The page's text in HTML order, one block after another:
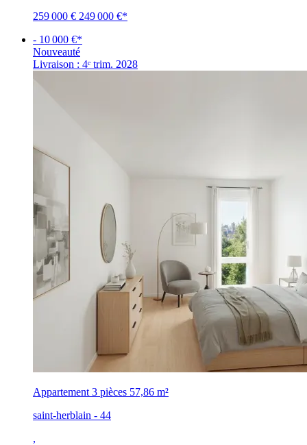
259 000 € 249 000 €*
- 10 000 €*
Nouveauté
Livraison : 4ᵉ trim. 2028
Appartement 3 pièces 57,86 m²
saint-herblain - 44
,